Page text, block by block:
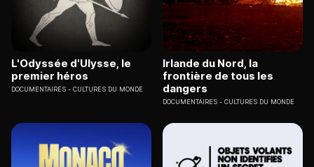
L'Odyssée d'Ulysse, le
premier héros
DOCUMENTAIRES CULTURES DU MONDE
Irlande du Nord, la
frontière de tous les
dangers
DOCUMENTAIRES CULTURES DU MONDE